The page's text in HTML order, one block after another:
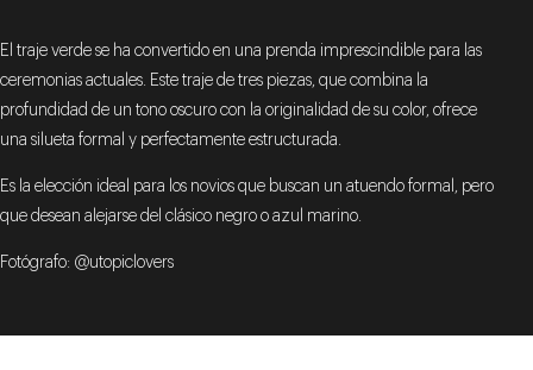
El traje verde se ha convertido en una prenda imprescindible para las
ceremonias actuales. Este traje de tres piezas, que combina la
profundidad de un tono oscuro con la originalidad de su color, ofrece
una silueta formal y perfectamente estructurada.
Es la elección ideal para los novios que buscan un atuendo formal, pero
que desean alejarse del clásico negro o azul marino.
Fotógrafo: @utopiclovers